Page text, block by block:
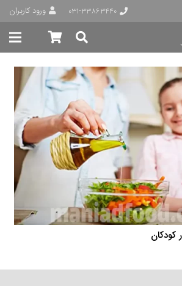
۰۳۱-۳۳۸۶۳۴۴۰ ورود کاربران